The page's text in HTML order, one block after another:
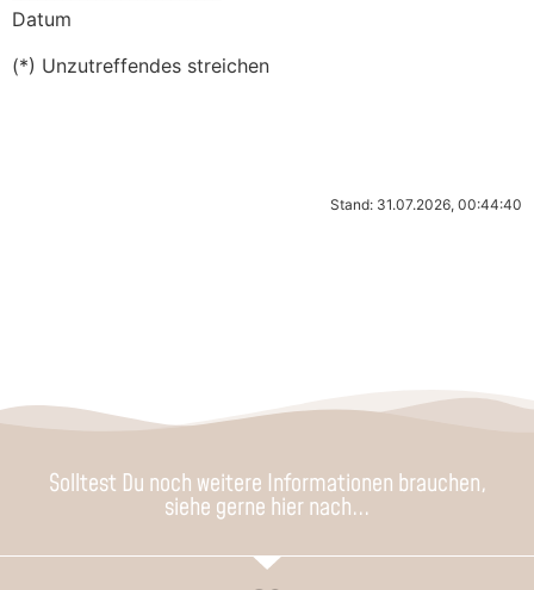
Datum
(*) Unzutreffendes streichen
Stand: 31.07.2026, 00:44:40
Solltest Du noch weitere Informationen brauchen,
siehe gerne hier nach...